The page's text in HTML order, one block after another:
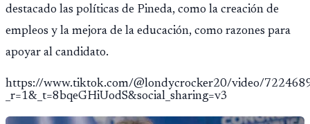
destacado las políticas de Pineda, como la creación de
empleos y la mejora de la educación, como razones para
apoyar al candidato.
https://www.tiktok.com/@londycrocker20/video/
_r=1&_t=8bqeGHiUodS&social_sharing=v3